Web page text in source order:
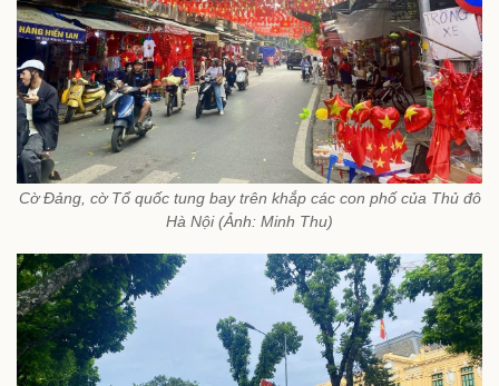
Cờ Đảng, cờ Tổ quốc tung bay trên khắp các con phố của Thủ đô
Hà Nội (Ảnh: Minh Thu)